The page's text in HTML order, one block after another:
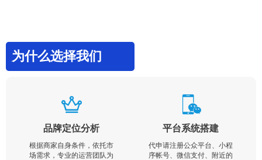
为什么选择我们
品牌定位分析
根据商家自身条件，依托市
场需求，专业的运营团队为
平台系统搭建
代申请注册公众平台、小程
序帐号、微信支付、附近的